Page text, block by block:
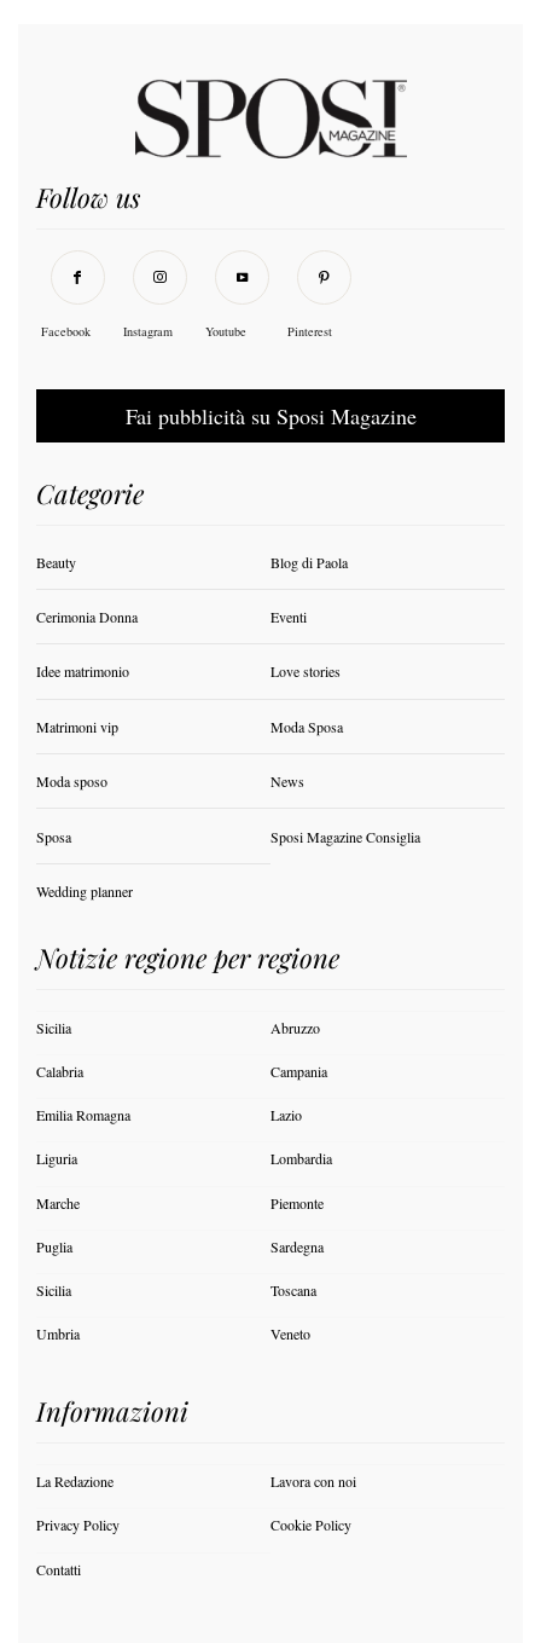
Follow us
Facebook Instagram Youtube Pinterest
Fai pubblicità su Sposi Magazine
Categorie
Beauty Blog di Paola
Cerimonia Donna Eventi
Idee matrimonio Love stories
Matrimoni vip Moda Sposa
Moda sposo News
Sposa Sposi Magazine Consiglia
Wedding planner
Notizie regione per regione
Sicilia Abruzzo
Calabria Campania
Emilia Romagna Lazio
Liguria Lombardia
Marche Piemonte
Puglia Sardegna
Sicilia Toscana
Umbria Veneto
Informazioni
La Redazione Lavora con noi
Privacy Policy Cookie Policy
Contatti